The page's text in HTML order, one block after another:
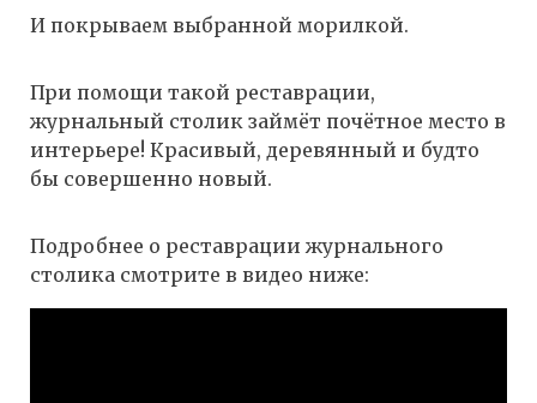
И покрываем выбранной морилкой.
При помощи такой реставрации,
журнальный столик займёт почётное место в
интерьере! Красивый, деревянный и будто
бы совершенно новый.
Подробнее о реставрации журнального
столика смотрите в видео ниже: